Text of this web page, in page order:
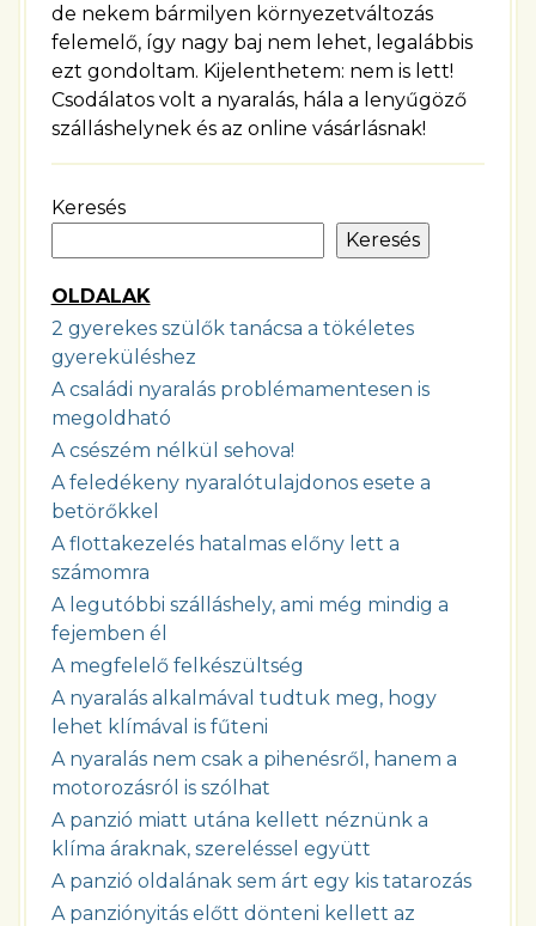
de nekem bármilyen környezetváltozás
felemelő, így nagy baj nem lehet, legalábbis
ezt gondoltam. Kijelenthetem: nem is lett!
Csodálatos volt a nyaralás, hála a lenyűgöző
szálláshelynek és az online vásárlásnak!
Keresés
Keresés
OLDALAK
2 gyerekes szülők tanácsa a tökéletes
gyereküléshez
A családi nyaralás problémamentesen is
megoldható
A csészém nélkül sehova!
A feledékeny nyaralótulajdonos esete a
betörőkkel
A flottakezelés hatalmas előny lett a
számomra
A legutóbbi szálláshely, ami még mindig a
fejemben él
A megfelelő felkészültség
A nyaralás alkalmával tudtuk meg, hogy
lehet klímával is fűteni
A nyaralás nem csak a pihenésről, hanem a
motorozásról is szólhat
A panzió miatt utána kellett néznünk a
klíma áraknak, szereléssel együtt
A panzió oldalának sem árt egy kis tatarozás
A panziónyitás előtt dönteni kellett az